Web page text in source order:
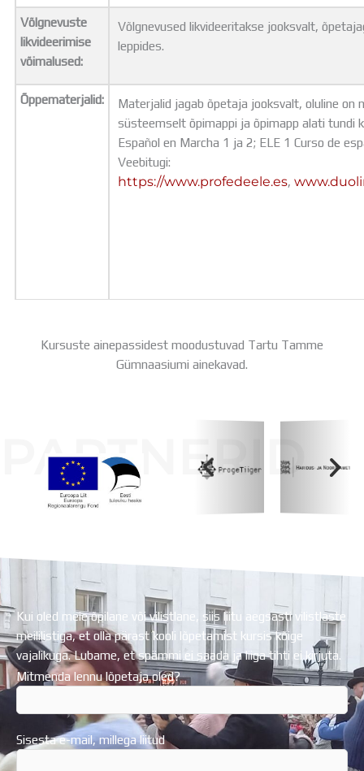
Võlgnevuste
likvideerimise
võimalused:
Võlgnevused likvideeritakse jooksvalt,
leppides.
Õppematerjalid:
Materjalid jagab õpetaja jooksvalt, oluline on
süsteemselt õpimappi ja õpimapp alati tundi
Español en Marcha 1 ja 2; ELE 1 Curso de
Veebitugi:
https://www.profedeele.es,
Kursuste ainepassidest moodustuvad Tartu Tamme
Gümnaasiumi ainekavad.
PARTNERID
Kui oled meie õpilane või vilistlane, siis liitu aegsasti vilistlaste
meililistiga, et olla pärast kooli lõpetamist kursis kõige
vajalikuga. Lubame, et spämmi ei saada ja liiga tihti ei kirjuta.
Mitmenda lennu lõpetaja oled?
Sisesta e-mail, millega liitud